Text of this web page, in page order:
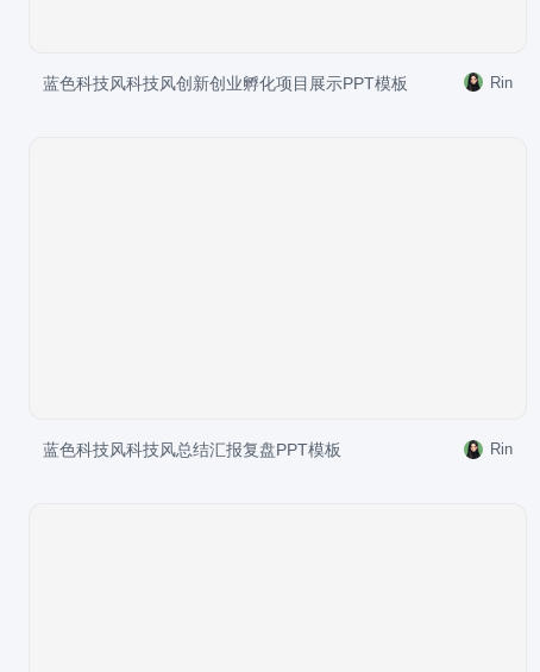
蓝色科技风科技风创新创业孵化项目展示PPT模板 Rin
蓝色科技风科技风总结汇报复盘PPT模板 Rin